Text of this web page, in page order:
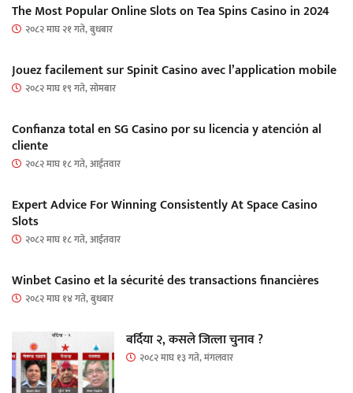
The Most Popular Online Slots on Tea Spins Casino in 2024
२०८२ माघ २१ गते, बुधबार
Jouez facilement sur Spinit Casino avec l’application mobile
२०८२ माघ १९ गते, सोमबार
Confianza total en SG Casino por su licencia y atención al
cliente
२०८२ माघ १८ गते, आईतवार
Expert Advice For Winning Consistently At Space Casino
Slots
२०८२ माघ १८ गते, आईतवार
Winbet Casino et la sécurité des transactions financières
२०८२ माघ १४ गते, बुधबार
बर्दिया २, कसले जित्ला चुनाव ?
२०८२ माघ १३ गते, मंगलवार